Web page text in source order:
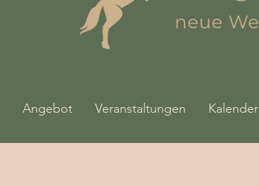
Angebot Veranstaltungen Kalender